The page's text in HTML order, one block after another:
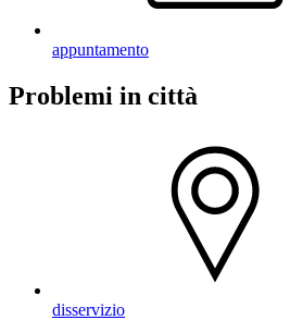
appuntamento
Problemi in città
disservizio